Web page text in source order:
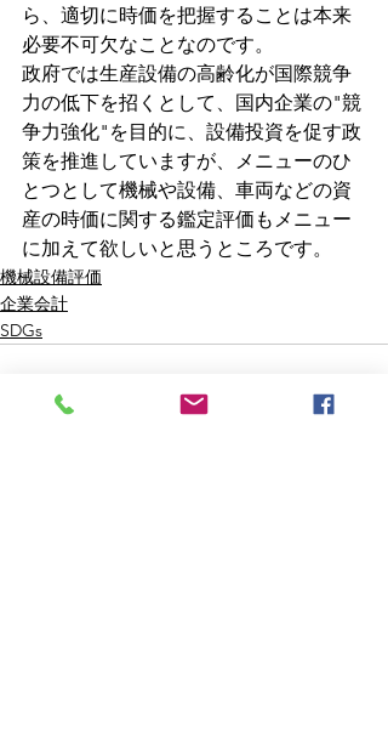
ら、適切に時価を把握することは本来
必要不可欠なことなのです。
政府では生産設備の高齢化が国際競争
力の低下を招くとして、国内企業の"競
争力強化"を目的に、設備投資を促す政
策を推進していますが、メニューのひ
とつとして機械や設備、車両などの資
産の時価に関する鑑定評価もメニュー
に加えて欲しいと思うところです。
機械設備評価
企業会計
SDGs